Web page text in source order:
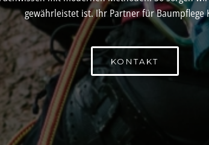
gewährleistet ist. Ihr Partner für Baumpflege
KONTAKT